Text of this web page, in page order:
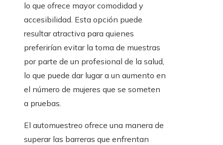
lo que ofrece mayor comodidad y
accesibilidad. Esta opción puede
resultar atractiva para quienes
preferirían evitar la toma de muestras
por parte de un profesional de la salud,
lo que puede dar lugar a un aumento en
el número de mujeres que se someten
a pruebas.
El automuestreo ofrece una manera de
superar las barreras que enfrentan